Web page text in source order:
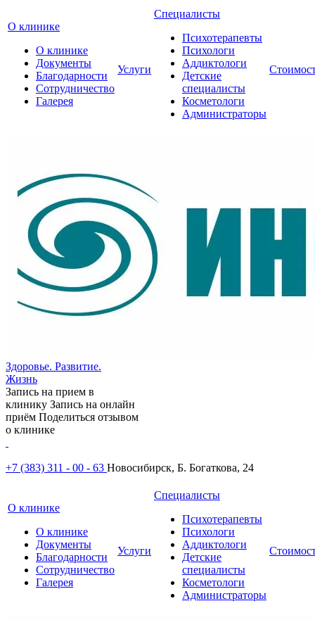
О клинике
О клинике
Документы
Благодарности
Сотрудничество
Галерея
Услуги
Специалисты
Психотерапевты
Психологи
Аддиктологи
Детские
специалисты
Косметологи
Администраторы
Здоровье. Развитие.
Жизнь
Запись на прием в
клинику Запись на онлайн
приём Поделиться отзывом
о клинике
+7 (383) 311 - 00 - 63 Новосибирск, Б. Богаткова, 24
О клинике
О клинике
Документы
Благодарности
Сотрудничество
Галерея
Услуги
Специалисты
Психотерапевты
Психологи
Аддиктологи
Детские
специалисты
Косметологи
Администраторы